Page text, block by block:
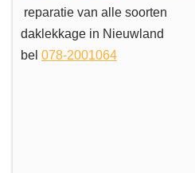
reparatie van alle soorten
daklekkage in Nieuwland
bel 078-2001064